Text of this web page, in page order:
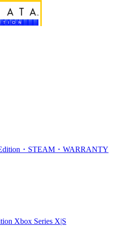
・STEAM・WARRANTY
Xbox Series X|S